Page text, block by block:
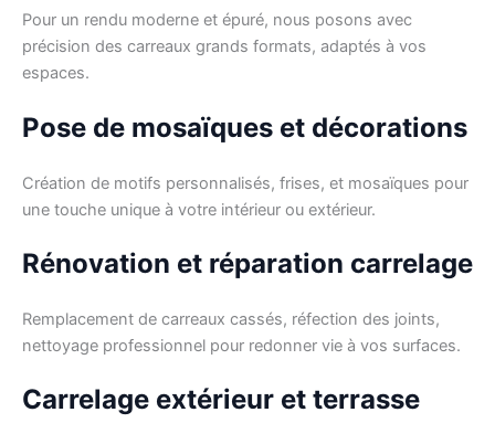
Pour un rendu moderne et épuré, nous posons avec
précision des carreaux grands formats, adaptés à vos
espaces.
Pose de mosaïques et décorations
Création de motifs personnalisés, frises, et mosaïques pour
une touche unique à votre intérieur ou extérieur.
Rénovation et réparation carrelage
Remplacement de carreaux cassés, réfection des joints,
nettoyage professionnel pour redonner vie à vos surfaces.
Carrelage extérieur et terrasse